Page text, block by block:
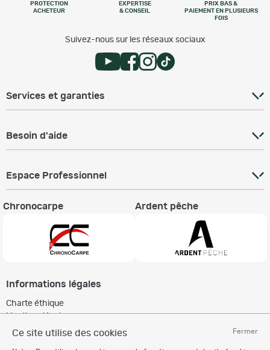
Fermer
Ce site utilise des cookies
PROTECTION
ACHETEUR
EXPERTISE
& CONSEIL
PRIX BAS &
PAIEMENT EN PLUSIEURS
FOIS
Suivez-nous sur les réseaux sociaux
Services et garanties
Besoin d'aide
Espace Professionnel
Chronocarpe Ardent pêche
Informations légales
Charte éthique
Mentions légales
Règlement & Conditions d'utilisation